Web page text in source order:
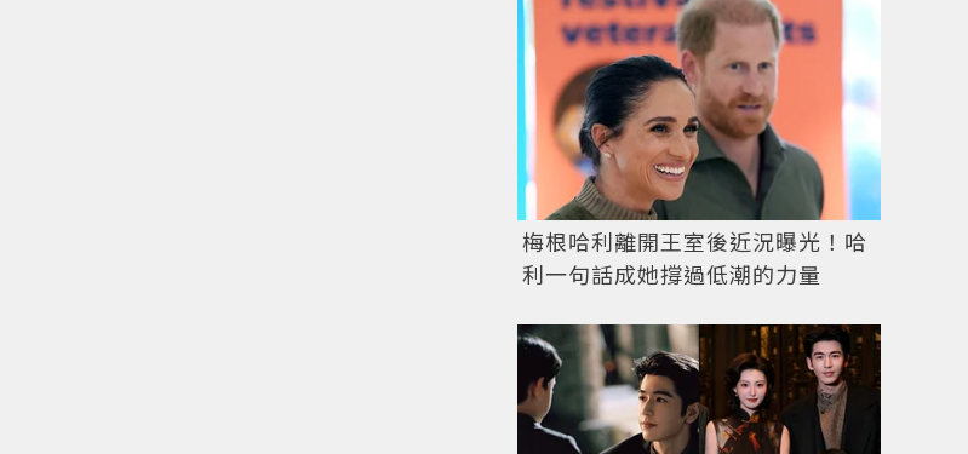
梅根哈利離開王室後近況曝光！哈
利一句話成她撐過低潮的力量